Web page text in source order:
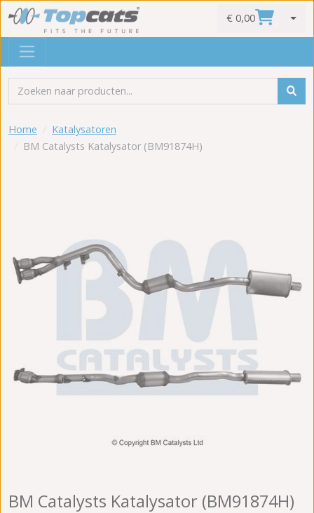
€ 0,00
Home
Katalysatoren
BM Catalysts Katalysator (BM91874H)
BM Catalysts Katalysator (BM91874H)